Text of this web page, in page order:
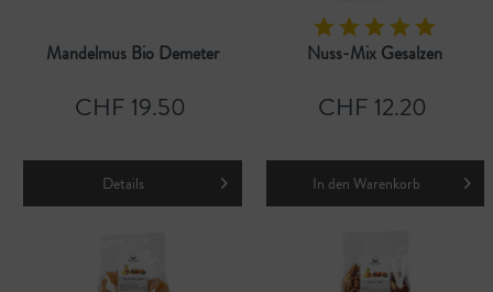
Mandelmus Bio Demeter
CHF 19.50
Details
Nuss-Mix Gesalzen
CHF 12.20
In den Warenkorb